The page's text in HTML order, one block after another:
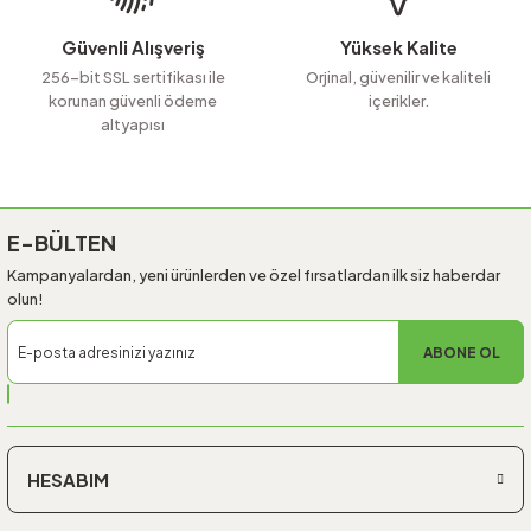
Bu ürüne benzer farklı alternatifler olmalı.
Güvenli Alışveriş
256-bit SSL sertifikası ile
korunan güvenli ödeme
altyapısı
Yüksek Kalite
Orjinal, güvenilir ve kaliteli
içerikler.
E-BÜLTEN
Kampanyalardan, yeni ürünlerden ve özel fırsatlardan ilk siz haberdar
olun!
ABONE OL
HESABIM